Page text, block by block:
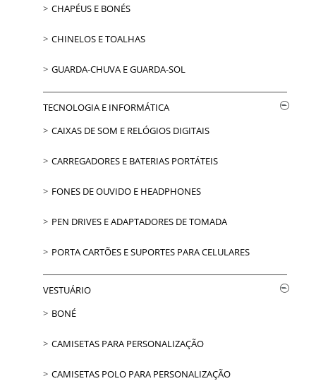
CHAPÉUS E BONÉS
CHINELOS E TOALHAS
GUARDA-CHUVA E GUARDA-SOL
TECNOLOGIA E INFORMÁTICA
CAIXAS DE SOM E RELÓGIOS DIGITAIS
CARREGADORES E BATERIAS PORTÁTEIS
FONES DE OUVIDO E HEADPHONES
PEN DRIVES E ADAPTADORES DE TOMADA
PORTA CARTÕES E SUPORTES PARA CELULARES
VESTUÁRIO
BONÉ
CAMISETAS PARA PERSONALIZAÇÃO
CAMISETAS POLO PARA PERSONALIZAÇÃO